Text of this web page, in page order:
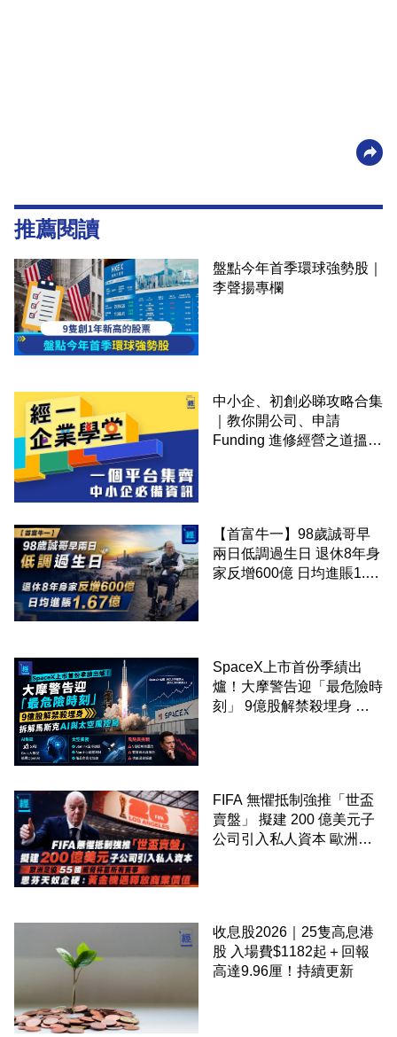
推薦閱讀
盤點今年首季環球強勢股｜
李聲揚專欄
中小企、初創必睇攻略合集
｜教你開公司、申請
Funding 進修經營之道搵大
【首富牛一】98歲誠哥早
兩日低調過生日 退休8年身
家反增600億 日均進賬1.67
SpaceX上市首份季績出
爐！大摩警告迎「最危險時
刻」 9億股解禁殺埋身 拆
FIFA 無懼抵制強推「世盃
賣盤」 擬建 200 億美元子
公司引入私人資本 歐洲足
收息股2026｜25隻高息港
股 入場費$1182起＋回報
高達9.96厘！持續更新